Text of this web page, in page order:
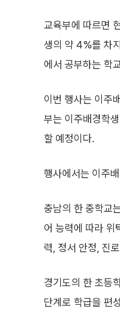
교육부에 따르면
생의 약 4%를 차
에서 공부하는 학
이번 행사는 이주
부는 이주배경학
할 예정이다.
행사에서는 이주
충남의 한 중학교
어 능력에 따라 위
력, 정서 안정, 진
경기도의 한 초등
단계로 학급을 편